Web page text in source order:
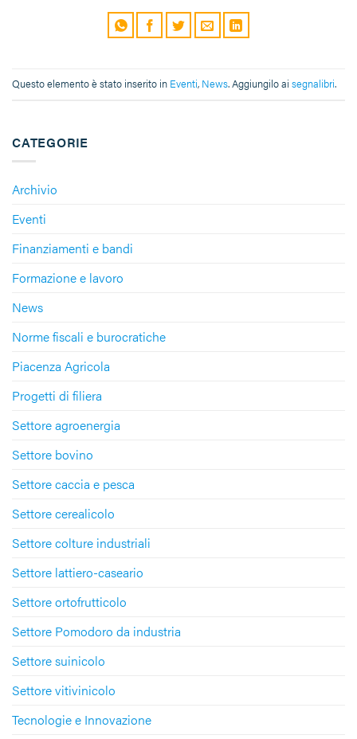
CATEGORIE
Archivio
Eventi
Finanziamenti e bandi
Formazione e lavoro
News
Norme fiscali e burocratiche
Piacenza Agricola
Progetti di filiera
Settore agroenergia
Settore bovino
Settore caccia e pesca
Settore cerealicolo
Settore colture industriali
Settore lattiero-caseario
Settore ortofrutticolo
Settore Pomodoro da industria
Settore suinicolo
Settore vitivinicolo
Tecnologie e Innovazione
Questo elemento è stato inserito in Eventi, News. Aggiungilo ai segnalibri.